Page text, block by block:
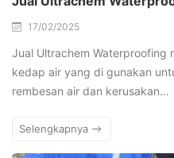
17/02/2025
Jual Ultrachem Waterproofing
kedap air yang di gunakan
rembesan air dan kerusakan…
Selengkapnya